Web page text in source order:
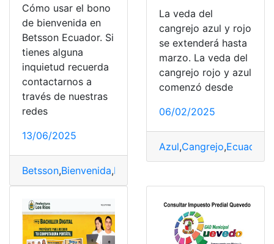
Cómo usar el bono
de bienvenida en
Betsson Ecuador. Si
tienes alguna
inquietud recuerda
contactarnos a
través de nuestras
redes
13/06/2025
Betsson,Bienvenida,Bono
La veda del
cangrejo azul y rojo
se extenderá hasta
marzo. La veda del
cangrejo rojo y azul
comenzó desde
06/02/2025
Azul,Cangrejo,Ecuador